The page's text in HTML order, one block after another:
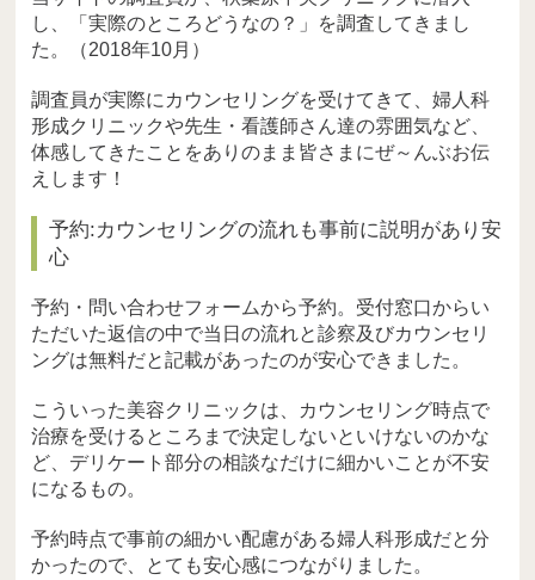
し、「実際のところどうなの？」を調査してきまし
た。（2018年10月）
調査員が実際にカウンセリングを受けてきて、婦人科
形成クリニックや先生・看護師さん達の雰囲気など、
体感してきたことをありのまま皆さまにぜ～んぶお伝
えします！
予約:カウンセリングの流れも事前に説明があり安
心
予約・問い合わせフォームから予約。受付窓口からい
ただいた返信の中で当日の流れと診察及びカウンセリ
ングは無料だと記載があったのが安心できました。
こういった美容クリニックは、カウンセリング時点で
治療を受けるところまで決定しないといけないのかな
ど、デリケート部分の相談なだけに細かいことが不安
になるもの。
予約時点で事前の細かい配慮がある婦人科形成だと分
かったので、とても安心感につながりました。